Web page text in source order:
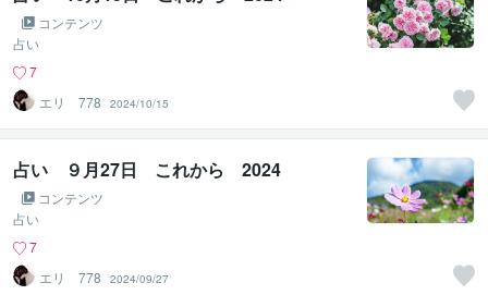
コンテンツ
占い
7
エリ 778
2024/10/15
占い ９月27日 これから 2024
コンテンツ
占い
7
エリ 778
2024/09/27